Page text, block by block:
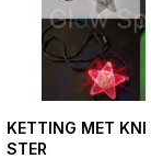
KETTING MET
STER